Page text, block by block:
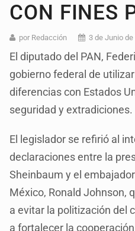
CON FINES
por Redacción 3 de Junio de
El diputado del PAN,
gobierno federal de
diferencias con Estados
seguridad y extradiciones.
El legislador se refirió al
declaraciones entre la
Sheinbaum y el
México, Ronald Johnson,
a evitar la politización del
a fortalecer la